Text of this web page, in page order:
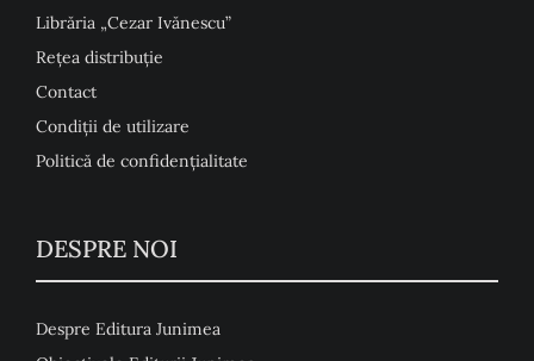
Librăria „Cezar Ivănescu”
Rețea distribuție
Contact
Condiţii de utilizare
Politică de confidențialitate
DESPRE NOI
Despre Editura Junimea